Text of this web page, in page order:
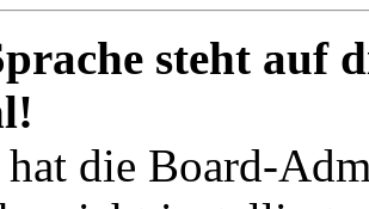
steht auf
die Board-